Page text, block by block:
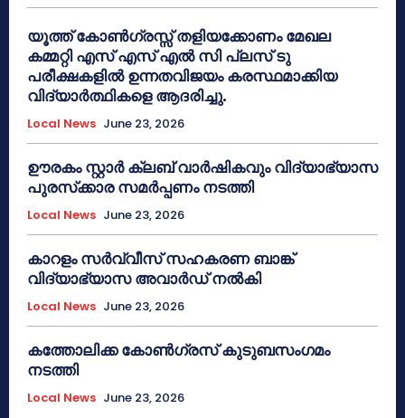
യൂത്ത് കോൺഗ്രസ്സ് തളിയക്കോണം മേഖല
കമ്മറ്റി എസ് എസ് എൽ സി പ്ലസ് ടു
പരീക്ഷകളിൽ ഉന്നതവിജയം കരസ്ഥമാക്കിയ
വിദ്യാർത്ഥികളെ ആദരിച്ചു.
Local News June 23, 2026
ഊരകം സ്റ്റാർ ക്ലബ് വാർഷികവും വിദ്യാഭ്യാസ
പുരസ്‌ക്കാര സമർപ്പണം നടത്തി
Local News June 23, 2026
കാറളം സർവ്വീസ് സഹകരണ ബാങ്ക്
വിദ്യാഭ്യാസ അവാർഡ് നൽകി
Local News June 23, 2026
കത്തോലിക്ക കോൺഗ്രസ് കുടുബസംഗമം
നടത്തി
Local News June 23, 2026